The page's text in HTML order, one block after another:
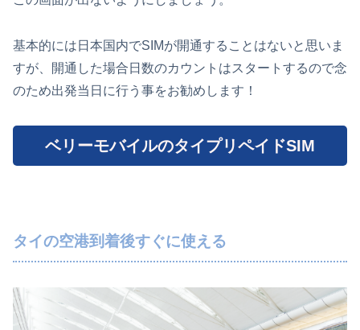
基本的には日本国内でSIMが開通することはないと思いま
すが、開通した場合日数のカウントはスタートするので念
のため出発当日に行う事をお勧めします！
ベリーモバイルのタイプリペイドSIM
タイの空港到着後すぐに使える